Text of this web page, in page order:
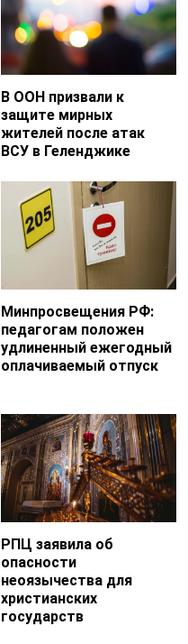
В ООН призвали к
защите мирных
жителей после атак
ВСУ в Геленджике
Минпросвещения РФ:
педагогам положен
удлиненный ежегодный
оплачиваемый отпуск
РПЦ заявила об
опасности
неоязычества для
христианских
государств